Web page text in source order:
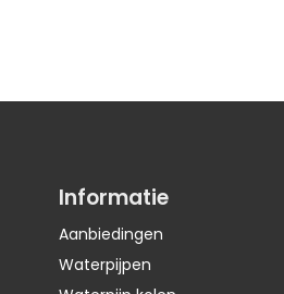
Informatie
Aanbiedingen
Waterpijpen